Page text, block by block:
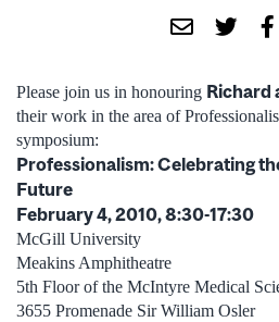
Please join us in honouring Richard
their work in the area of
symposium:
Professionalism: Celebrating
Future
February 4, 2010, 8:30-17:30
McGill University
Meakins Amphitheatre
5th Floor of the McIntyre Medical
3655 Promenade Sir William Osler